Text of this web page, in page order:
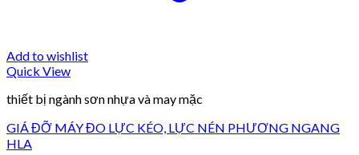
Add to wishlist
Quick View
thiết bị ngành sơn nhựa và may mặc
GIÁ ĐỠ MÁY ĐO LỰC KÉO, LỰC NÉN PHƯƠNG NGANG
HLA